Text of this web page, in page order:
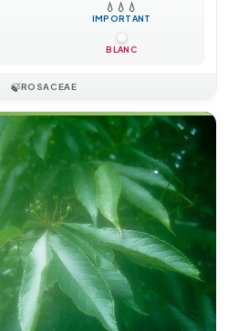
💧 💧 💧
IMPORTANT
BLANC
🍃ROSACEAE